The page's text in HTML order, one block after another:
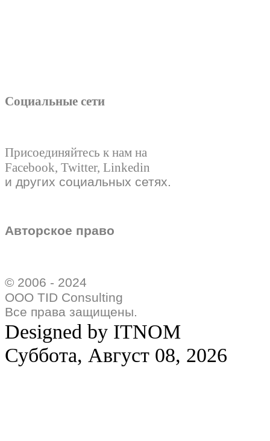
Социальные сети
Присоединяйтесь к нам на
Facebook, Twitter, Linkedin
и других социальных сетях.
Авторское право
© 2006 - 2024
ООО TID Consulting
Все права защищены.
Designed by ITNOM
Суббота, Август 08, 2026